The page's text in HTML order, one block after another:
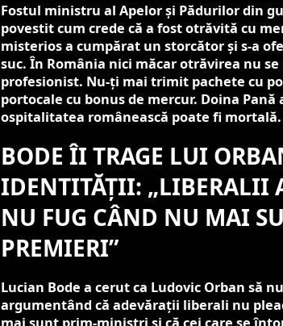
Fostul ministru al Apelor și Pădurilor din
povestit cum crede că a fost otrăvită cu
misterios a cumpărat un storcător și s-a
suc. În România nici măcar otrăvirea nu se
profesionist. Nu-ți mai trimit pachete cu
portocale cu bonus de mercur. Doina Pană
ospitalitatea românească poate fi mortală.
BODE ÎI TRAGE LUI
IDENTITĂȚII: „LIBERALII
NU FUG CÂND NU MAI
PREMIERI”
Lucian Bode a cerut ca Ludovic Orban să
argumentând că adevărații liberali nu